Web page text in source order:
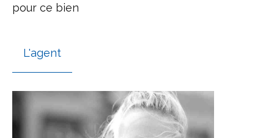
pour ce bien
L'agent